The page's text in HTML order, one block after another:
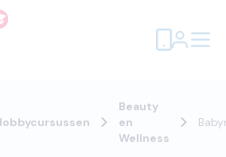
Beauty
en
Wellness